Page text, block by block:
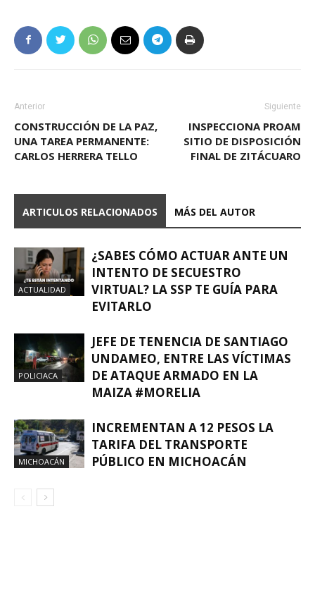
Anterior
CONSTRUCCIÓN DE LA PAZ,
UNA TAREA PERMANENTE:
CARLOS HERRERA TELLO
Siguiente
INSPECCIONA PROAM
SITIO DE DISPOSICIÓN
FINAL DE ZITÁCUARO
ARTICULOS RELACIONADOS MÁS DEL AUTOR
ACTUALIDAD
¿SABES CÓMO ACTUAR ANTE UN
INTENTO DE SECUESTRO
VIRTUAL? LA SSP TE GUÍA PARA
EVITARLO
POLICIACA
JEFE DE TENENCIA DE SANTIAGO
UNDAMEO, ENTRE LAS VÍCTIMAS
DE ATAQUE ARMADO EN LA
MAIZA #MORELIA
MICHOACÁN
INCREMENTAN A 12 PESOS LA
TARIFA DEL TRANSPORTE
PÚBLICO EN MICHOACÁN